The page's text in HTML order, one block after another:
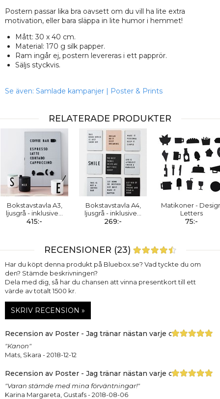
Postern passar lika bra oavsett om du vill ha lite extra
motivation, eller bara släppa in lite humor i hemmet!
Mått: 30 x 40 cm.
Material: 170 g silk papper.
Ram ingår ej, postern levereras i ett papprör.
Säljs styckvis.
Se även: Samlade kampanjer | Poster & Prints
RELATERADE PRODUKTER
Bokstavstavla A3,
ljusgrå - inklusive
415:-
Bokstavstavla A4,
ljusgrå - inklusive
269:-
Matikoner -
Letters
75:-
RECENSIONER (23)
Har du köpt denna produkt på Bluebox.se? Vad tyckte du om
den? Stämde beskrivningen?
Dela med dig, så har du chansen att vinna presentkort till ett
värde av totalt 1500 kr.
SKRIV RECENSION »
Recension av Poster - Jag tränar nästan varje dag
"Kanon"
Mats, Skara - 2018-12-12
Recension av Poster - Jag tränar nästan varje dag
"Varan stämde med mina förväntningar!"
Karina Margareta, Gustafs- 2018-08-06